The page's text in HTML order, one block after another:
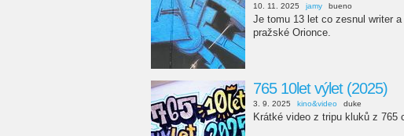
10. 11. 2025 jamy bueno
Je tomu 13 let co zesnul writer
pražské Orionce.
765 10let výlet (2025)
3. 9. 2025 kino&video duke
Krátké video z tripu kluků z 765